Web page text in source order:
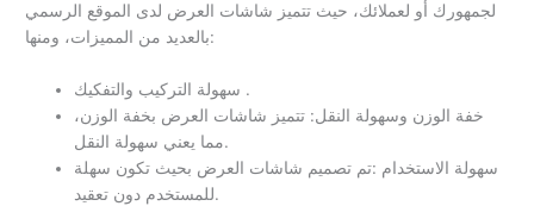
لجمهورك أو لعملائك، حيث تتميز شاشات العرض لدى الموقع الرسمي
بالعديد من المميزات، ومنها:
سهولة التركيب والتفكيك .
خفة الوزن وسهولة النقل: تتميز شاشات العرض بخفة الوزن،
مما يعني سهولة النقل.
سهولة الاستخدام :تم تصميم شاشات العرض بحيث تكون سهلة
للمستخدم دون تعقيد.